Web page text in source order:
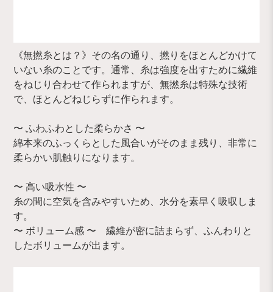
《無撚糸とは？》その名の通り、撚りをほとんどかけて
いない糸のことです。通常、糸は強度を出すために繊維
をねじり合わせて作られますが、無撚糸は特殊な技術
で、ほとんどねじらずに作られます。
〜 ふわふわとした柔らかさ 〜
綿本来のふっくらとした風合いがそのまま残り、非常に
柔らかい肌触りになります。
〜 高い吸水性 〜
糸の間に空気を含みやすいため、水分を素早く吸収しま
す。
〜 ボリューム感 〜 繊維が密に詰まらず、ふんわりと
したボリュームが出ます。